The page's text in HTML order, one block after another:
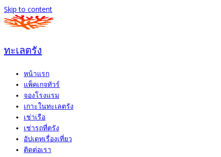
Skip to content
ทะเลตรัง
หน้าแรก
แพ็คเกจทัวร์
จองโรงแรม
เกาะในทะเลตรัง
เช่าเรือ
เช่ารถที่ตรัง
อัปเดทเรื่องเที่ยว
ติดต่อเรา